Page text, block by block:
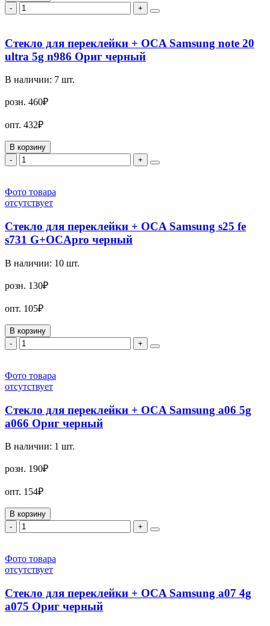
-
+
Стекло для переклейки + OCA Samsung note 20
ultra 5g n986 Ориг черный
В наличии: 7 шт.
розн. 460₽
опт. 432₽
В корзину
-
+
Фото товара
отсутствует
Стекло для переклейки + OCA Samsung s25 fe
s731 G+OCApro черный
В наличии: 10 шт.
розн. 130₽
опт. 105₽
В корзину
-
+
Фото товара
отсутствует
Стекло для переклейки + OCA Samsung a06 5g
a066 Ориг черный
В наличии: 1 шт.
розн. 190₽
опт. 154₽
В корзину
-
+
Фото товара
отсутствует
Стекло для переклейки + OCA Samsung a07 4g
a075 Ориг черный